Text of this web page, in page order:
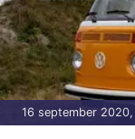
16 september